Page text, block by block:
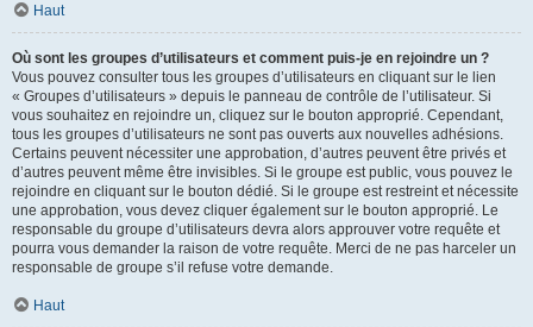
Haut
Où sont les groupes d’utilisateurs et comment puis-je en rejoindre un ?
Vous pouvez consulter tous les groupes d’utilisateurs en cliquant sur le lien
« Groupes d’utilisateurs » depuis le panneau de contrôle de l’utilisateur. Si
vous souhaitez en rejoindre un, cliquez sur le bouton approprié. Cependant,
tous les groupes d’utilisateurs ne sont pas ouverts aux nouvelles adhésions.
Certains peuvent nécessiter une approbation, d’autres peuvent être privés et
d’autres peuvent même être invisibles. Si le groupe est public, vous pouvez le
rejoindre en cliquant sur le bouton dédié. Si le groupe est restreint et nécessite
une approbation, vous devez cliquer également sur le bouton approprié. Le
responsable du groupe d’utilisateurs devra alors approuver votre requête et
pourra vous demander la raison de votre requête. Merci de ne pas harceler un
responsable de groupe s’il refuse votre demande.
Haut